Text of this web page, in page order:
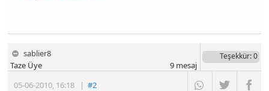
sablier8
05-06-2010, 16:18 |#2
Taze Üye
Teşekkür: 0
9mesaj